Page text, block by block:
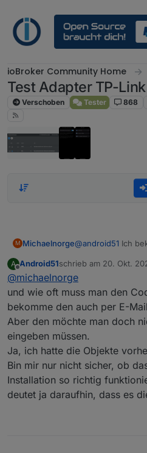
ioBroker Community Home
Test Adapter TP-
Verschoben Tester 868
M Michaelnorge@android51 Ich
Hast Du mal die
A
Offline
Android51schrieb am 20. Okt.
zuletzt editiert von
@michaelnorge
und wie oft muss man den
bekomme den auch per E-
Aber den möchte man doch
eingeben müssen.
Ja, ich hatte die Objekte
Bin mir nur nicht sicher, ob
Installation so richtig
deutet ja daraufhin, dass es